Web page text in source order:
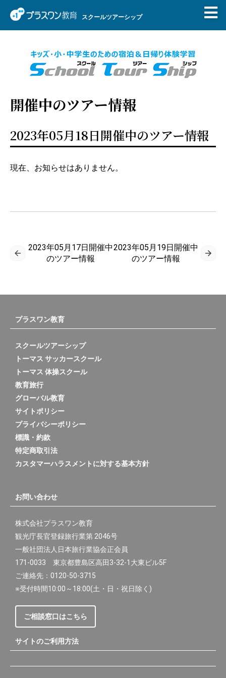
スクールツアーシップ
開催中のツアー情報
2023年05月18日開催中のツアー情報
現在、お知らせはありません。
2023年05月17日開催中
のツアー情報
2023年05月19日開催中
のツアー情報
プラスワン教育
スクールツアーシップ
トーマス サッカースクール
トーマス 体操スクール
教育旅行
グローバル教育
サイトポリシー
プライバシーポリシー
標識・約款
特定商取引法
カスタマーハラスメントに対する基本方針
お問い合わせ
株式会社プラスワン教育
観光庁長官登録旅行業第 2046号
一般社団法人日本旅行業協会正会員
171-0033 東京都豊島区高田3-32-1大東ビル5F
ご連絡先：0120-50-3715
※受付時間10:00～18:00(土・日・祝日除く)
ご相談窓口はこちら
サイトのご利用方法